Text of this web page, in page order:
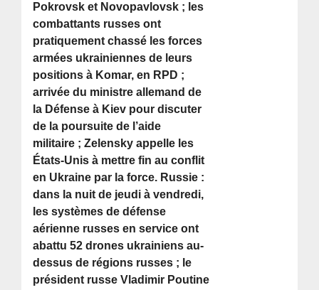
Pokrovsk et Novopavlovsk ; les
combattants russes ont
pratiquement chassé les forces
armées ukrainiennes de leurs
positions à Komar, en RPD ;
arrivée du ministre allemand de
la Défense à Kiev pour discuter
de la poursuite de l’aide
militaire ; Zelensky appelle les
États-Unis à mettre fin au conflit
en Ukraine par la force. Russie :
dans la nuit de jeudi à vendredi,
les systèmes de défense
aérienne russes en service ont
abattu 52 drones ukrainiens au-
dessus de régions russes ; le
président russe Vladimir Poutine